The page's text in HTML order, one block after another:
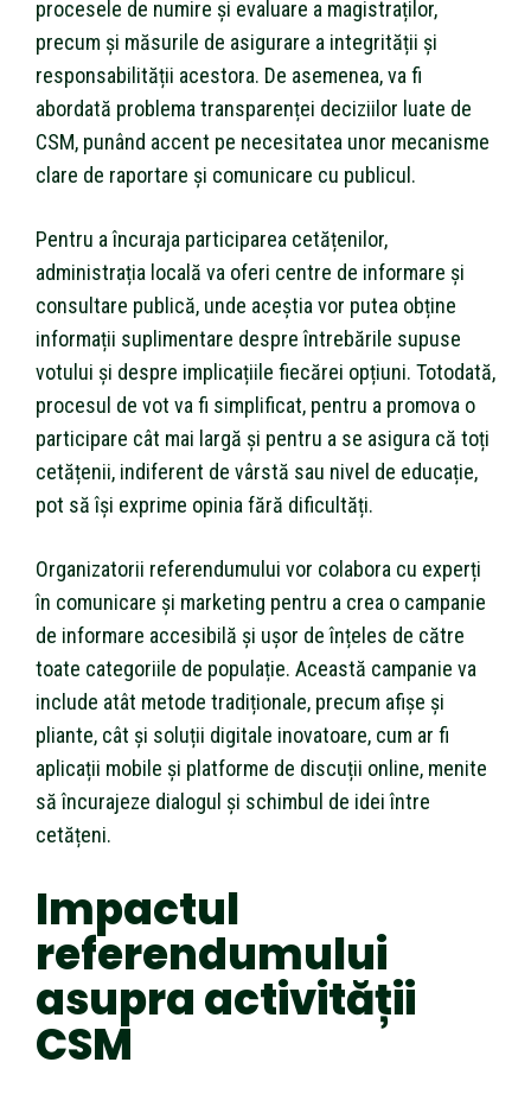
procesele de numire și evaluare a magistraților,
precum și măsurile de asigurare a integrității și
responsabilității acestora. De asemenea, va fi
abordată problema transparenței deciziilor luate de
CSM, punând accent pe necesitatea unor mecanisme
clare de raportare și comunicare cu publicul.
Pentru a încuraja participarea cetățenilor,
administrația locală va oferi centre de informare și
consultare publică, unde aceștia vor putea obține
informații suplimentare despre întrebările supuse
votului și despre implicațiile fiecărei opțiuni. Totodată,
procesul de vot va fi simplificat, pentru a promova o
participare cât mai largă și pentru a se asigura că toți
cetățenii, indiferent de vârstă sau nivel de educație,
pot să își exprime opinia fără dificultăți.
Organizatorii referendumului vor colabora cu experți
în comunicare și marketing pentru a crea o campanie
de informare accesibilă și ușor de înțeles de către
toate categoriile de populație. Această campanie va
include atât metode tradiționale, precum afișe și
pliante, cât și soluții digitale inovatoare, cum ar fi
aplicații mobile și platforme de discuții online, menite
să încurajeze dialogul și schimbul de idei între
cetățeni.
Impactul
referendumului
asupra activității
CSM